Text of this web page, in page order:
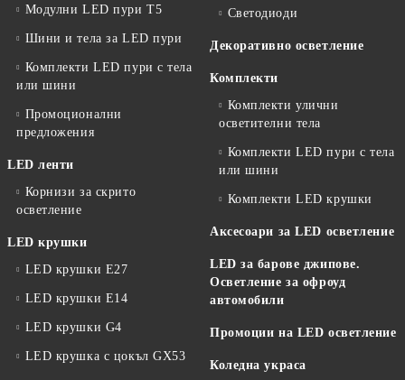
Модулни LED пури T5
Шини и тела за LED пури
Комплекти LED пури с тела
или шини
Промоционални
предложения
LED ленти
Корнизи за скрито
осветление
LED крушки
LED крушки E27
LED крушки E14
LED крушки G4
LED крушка с цокъл GX53
Светодиоди
Декоративно осветление
Комплекти
Комплекти улични
осветителни тела
Комплекти LED пури с тела
или шини
Комплекти LED крушки
Аксесоари за LED осветление
LED за барове джипове.
Осветление за офроуд
автомобили
Промоции на LED осветление
Коледна украса